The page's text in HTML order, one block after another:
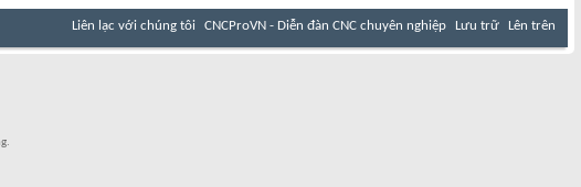
Liên lạc với chúng tôi CNCProVN - Diễn đàn CNC chuyên nghiệp Lưu trữ Lên trên